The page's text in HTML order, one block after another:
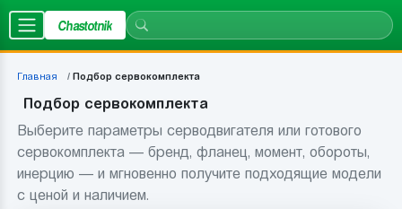
Chastotnik
Главная Подбор сервокомплекта
Подбор сервокомплекта
Выберите параметры серводвигателя или готового
сервокомплекта — бренд, фланец, момент, обороты,
инерцию — и мгновенно получите подходящие модели
с ценой и наличием.